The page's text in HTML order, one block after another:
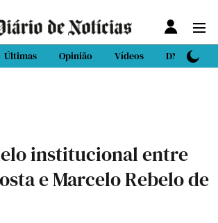
Últimas Opinião Vídeos DN Sport
institucional entre
e Marcelo Rebelo de